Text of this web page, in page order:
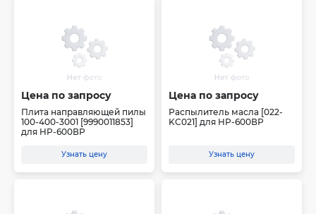
Цена по запросу
Плита направляющей пилы
100-400-3001 [9990011853]
для HP-600ВР
Узнать цену
Цена по запросу
Распылитель масла [022-
KC021] для HP-600ВР
Узнать цену